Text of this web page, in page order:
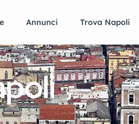
Annunci Trova Napoli